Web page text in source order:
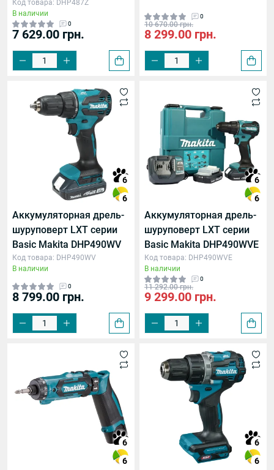
винта
сверления и ударного сверления
вращения винта
Код товара: DHP487Z
В наличии
0
7 629.00 грн.
0
10 670.00 грн.
8 299.00 грн.
6
6
Аккумуляторная дрель-
шуруповерт LXT серии
Basic Makita DHP490WV
Код товара: DHP490WV
В наличии
0
8 799.00 грн.
6
6
Аккумуляторная дрель-
шуруповерт LXT серии
Basic Makita DHP490WVE
Код товара: DHP490WVE
В наличии
0
11 292.00 грн.
9 299.00 грн.
6
6
6
6